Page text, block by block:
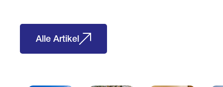
Alle Artikel